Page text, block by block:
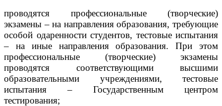
проводятся профессиональные (творческие)
экзамены – на направления образования, требующие
особой одаренности студентов, тестовые испытания
– на иные направления образования. При этом
профессиональные (творческие) экзамены
проводятся соответствующими высшими
образовательными учреждениями, тестовые
испытания – Государственным центром
тестирования;